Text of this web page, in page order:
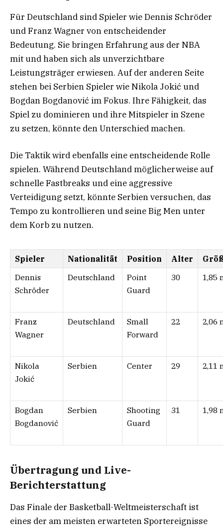
Für Deutschland sind Spieler wie Dennis Schröder
und Franz Wagner von entscheidender
Bedeutung. Sie bringen Erfahrung aus der NBA
mit und haben sich als unverzichtbare
Leistungsträger erwiesen. Auf der anderen Seite
stehen bei Serbien Spieler wie Nikola Jokić und
Bogdan Bogdanović im Fokus. Ihre Fähigkeit, das
Spiel zu dominieren und ihre Mitspieler in Szene
zu setzen, könnte den Unterschied machen.
Die Taktik wird ebenfalls eine entscheidende Rolle
spielen. Während Deutschland möglicherweise auf
schnelle Fastbreaks und eine aggressive
Verteidigung setzt, könnte Serbien versuchen, das
Tempo zu kontrollieren und seine Big Men unter
dem Korb zu nutzen.
Spieler Nationalität Position Alter
Dennis
Schröder
Deutschland
Point
Guard
30 1,85
Franz
Wagner
Deutschland
Small
Forward
22 2,06
Nikola
Jokić
Serbien Center 29 2,11
Bogdan
Bogdanović
Serbien
Shooting
Guard
31 1,98
Übertragung und Live-
Berichterstattung
Das Finale der Basketball-Weltmeisterschaft ist
eines der am meisten erwarteten Sportereignisse